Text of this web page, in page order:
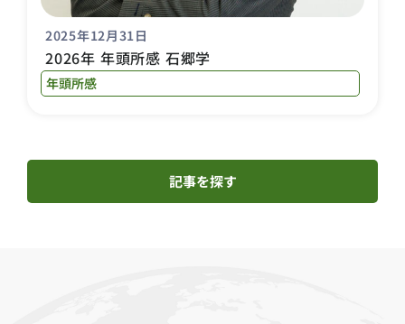
2025年12月31日
2026年 年頭所感 石郷学
年頭所感
記事を探す